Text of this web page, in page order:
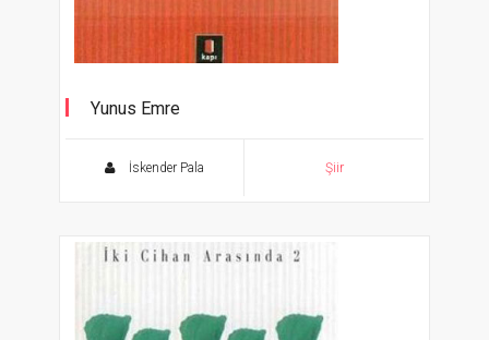
Yunus Emre
İskender Pala Şiir